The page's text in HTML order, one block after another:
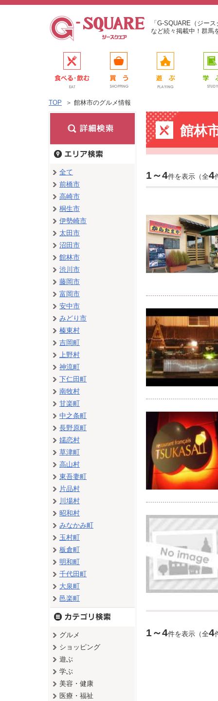
「G-SQUARE（ジー
など続々掲載中！群馬
TOP ＞ 館林市のグルメ情報
館林
1～4件を表示（全4
1～4件を表示（全4
全て
前橋市
高崎市
桐生市
伊勢崎市
太田市
沼田市
館林市
渋川市
藤岡市
富岡市
安中市
みどり市
榛東村
吉岡町
上野村
神流町
下仁田町
南牧村
甘楽町
中之条町
長野原町
嬬恋村
草津町
高山村
東吾妻町
片品村
川場村
昭和村
みなかみ町
玉村町
板倉町
明和町
千代田町
大泉町
邑楽町
グルメ
ショッピング
遊ぶ
学ぶ
美容・健康
医療・福祉